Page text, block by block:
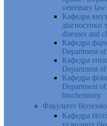
veterinary law
Кафедра
діагностики
diseases and
Кафедра
Department
Кафедра
Department
Кафедра
Department
biochemistry
Факультет
Кафедра
та водних